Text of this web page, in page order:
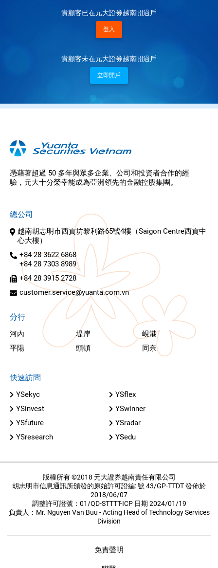
貴顧客已在元大證券越南開過戶
登入
貴顧客未在元大證券越南開過戶
立即開戶
憑藉著超過 50 多年與眾多企業、公司和投資者合作的經
驗，元大十分榮幸能成為亞洲領先的金融控股集團。
總公司
越南胡志明市西貢坊黎利路65號4樓（Saigon Centre西貢中
心大樓）
+84 28 3622 6868
+84 28 7303 8989
+84 28 3915 2728
customer.service@yuanta.com.vn
分行
河內 堤岸
峴港
平陽
頭頓 同奈
快速訪問
YSekyc
YSflex
YSinvest
YSwinner
YSfuture
YSradar
YSresearch
YSedu
版權所有 ©2018 元大證券越南責任有限公司
胡志明市信息通訊所頒發的原始許可證編: 號 43/GP-TTDT 發佈於
2018/06/07
調整許可證號：01/QD-STTTT-ICP 日期 2024/01/19
負責人：Mr. Nguyen Van Buu - Acting Head of Technology Services
Division
免責聲明